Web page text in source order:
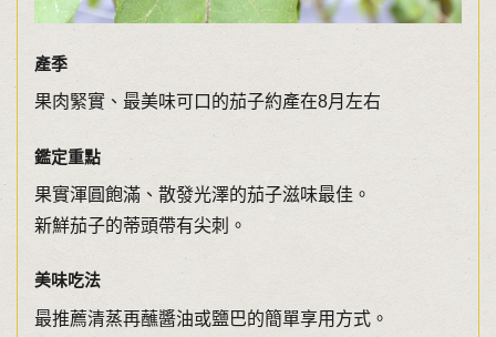
產季
果肉緊實、最美味可口的茄子約產在8月左右
鑑定重點
果實渾圓飽滿、散發光澤的茄子滋味最佳。
新鮮茄子的蒂頭帶有尖刺。
美味吃法
最推薦清蒸再蘸醬油或鹽巴的簡單享用方式。